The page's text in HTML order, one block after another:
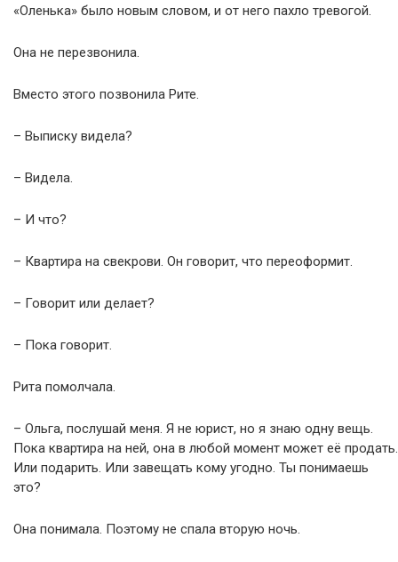
«Оленька» было новым словом, и от него пахло тревогой.
Она не перезвонила.
Вместо этого позвонила Рите.
– Выписку видела?
– Видела.
– И что?
– Квартира на свекрови. Он говорит, что переоформит.
– Говорит или делает?
– Пока говорит.
Рита помолчала.
– Ольга, послушай меня. Я не юрист, но я знаю одну вещь.
Пока квартира на ней, она в любой момент может её продать.
Или подарить. Или завещать кому угодно. Ты понимаешь
это?
Она понимала. Поэтому не спала вторую ночь.